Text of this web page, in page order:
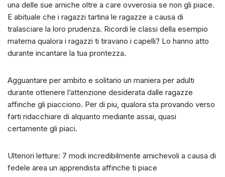
una delle sue amiche oltre a care ovverosia se non gli piace.
E abituale che i ragazzi tartina le ragazze a causa di
tralasciare la loro prudenza. Ricordi le classi della esempio
materna qualora i ragazzi ti tiravano i capelli? Lo hanno atto
durante incantare la tua prontezza.
Agguantare per ambito e solitario un maniera per adulti
durante ottenere l’attenzione desiderata dalle ragazze
affinche gli piacciono. Per di piu, qualora sta provando verso
farti ridacchiare di alquanto mediante assai, quasi
certamente gli piaci.
Ulteriori letture: 7 modi incredibilmente amichevoli a causa di
fedele area un apprendista affinche ti piace